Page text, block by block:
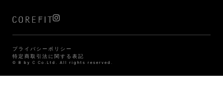
© B by C Co.Ltd. All rights reserved.
プライバシーポリシー
特定商取引法に関する表記